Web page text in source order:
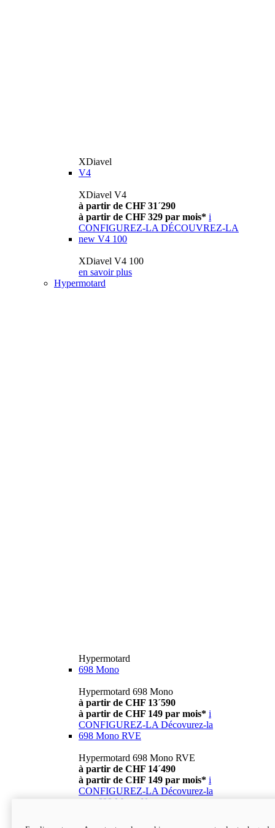
XDiavel
V4
XDiavel V4
à partir de CHF 31´290
à partir de CHF 329 par mois* i
CONFIGUREZ-LA DÉCOUVREZ-LA
new V4 100
XDiavel V4 100
en savoir plus
Hypermotard
Hypermotard
698 Mono
Hypermotard 698 Mono
à partir de CHF 13´590
à partir de CHF 149 par mois* i
CONFIGUREZ-LA Décovurez-la
698 Mono RVE
Hypermotard 698 Mono RVE
à partir de CHF 14´490
à partir de CHF 149 par mois* i
CONFIGUREZ-LA Décovurez-la
698 Mono Nera
Hypermotard 698 Mono Nera